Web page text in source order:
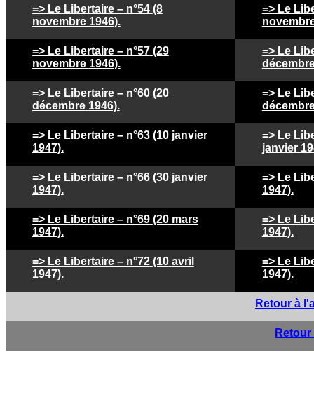
=> Le Libertaire – n°54 (8
novembre 1946).
=> Le
=> Le Libertaire – n°57 (29
novembre 1946).
=> Le
=> Le Libertaire – n°60 (20
décembre 1946).
=> Le
=> Le Libertaire – n°63 (10 janvier
1947).
=> Le
janvier
=> Le Libertaire – n°66 (30 janvier
1947).
=> Le
1947).
=> Le Libertaire – n°69 (20 mars
1947).
=> Le
1947).
=> Le Libertaire – n°72 (10 avril
1947).
=> Le
1947).
Retour à